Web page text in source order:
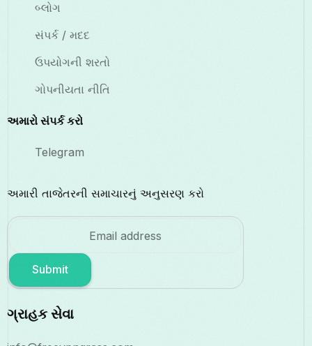
બ્લોગ
સંપર્ક / મદદ
ઉપયોગની શરતો
ગોપનીયતા નીતિ
અમારો સંપર્ક કરો
Telegram
અમારી તાજેતરની સમાચારનું અનુસરણ કરો
Submit
ગ્રાહક સેવા